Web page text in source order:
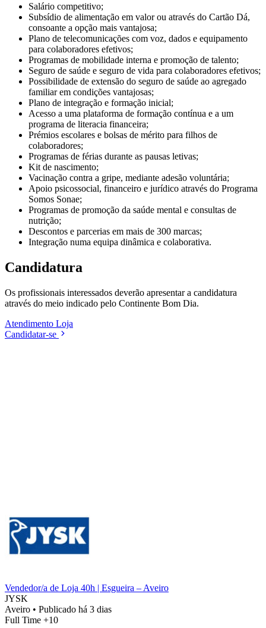
Salário competitivo;
Subsídio de alimentação em valor ou através do Cartão Dá,
consoante a opção mais vantajosa;
Plano de telecomunicações com voz, dados e equipamento
para colaboradores efetivos;
Programas de mobilidade interna e promoção de talento;
Seguro de saúde e seguro de vida para colaboradores efetivos;
Possibilidade de extensão do seguro de saúde ao agregado
familiar em condições vantajosas;
Plano de integração e formação inicial;
Acesso a uma plataforma de formação contínua e a um
programa de literacia financeira;
Prémios escolares e bolsas de mérito para filhos de
colaboradores;
Programas de férias durante as pausas letivas;
Kit de nascimento;
Vacinação contra a gripe, mediante adesão voluntária;
Apoio psicossocial, financeiro e jurídico através do Programa
Somos Sonae;
Programas de promoção da saúde mental e consultas de
nutrição;
Descontos e parcerias em mais de 300 marcas;
Integração numa equipa dinâmica e colaborativa.
Candidatura
Os profissionais interessados deverão apresentar a candidatura
através do meio indicado pelo Continente Bom Dia.
Atendimento Loja
Candidatar-se
Vendedor/a de Loja 40h | Esgueira – Aveiro
JYSK
Aveiro • Publicado há 3 dias
Full Time +10